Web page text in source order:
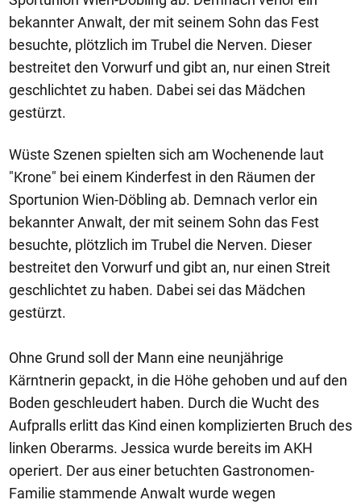
bekannter Anwalt, der mit seinem Sohn das Fest
besuchte, plötzlich im Trubel die Nerven. Dieser
bestreitet den Vorwurf und gibt an, nur einen Streit
geschlichtet zu haben. Dabei sei das Mädchen
gestürzt.
Wüste Szenen spielten sich am Wochenende laut
"Krone" bei einem Kinderfest in den Räumen der
Sportunion Wien-Döbling ab. Demnach verlor ein
bekannter Anwalt, der mit seinem Sohn das Fest
besuchte, plötzlich im Trubel die Nerven. Dieser
bestreitet den Vorwurf und gibt an, nur einen Streit
geschlichtet zu haben. Dabei sei das Mädchen
gestürzt.
Ohne Grund soll der Mann eine neunjährige
Kärntnerin gepackt, in die Höhe gehoben und auf den
Boden geschleudert haben. Durch die Wucht des
Aufpralls erlitt das Kind einen komplizierten Bruch des
linken Oberarms. Jessica wurde bereits im AKH
operiert. Der aus einer betuchten Gastronomen-
Familie stammende Anwalt wurde wegen